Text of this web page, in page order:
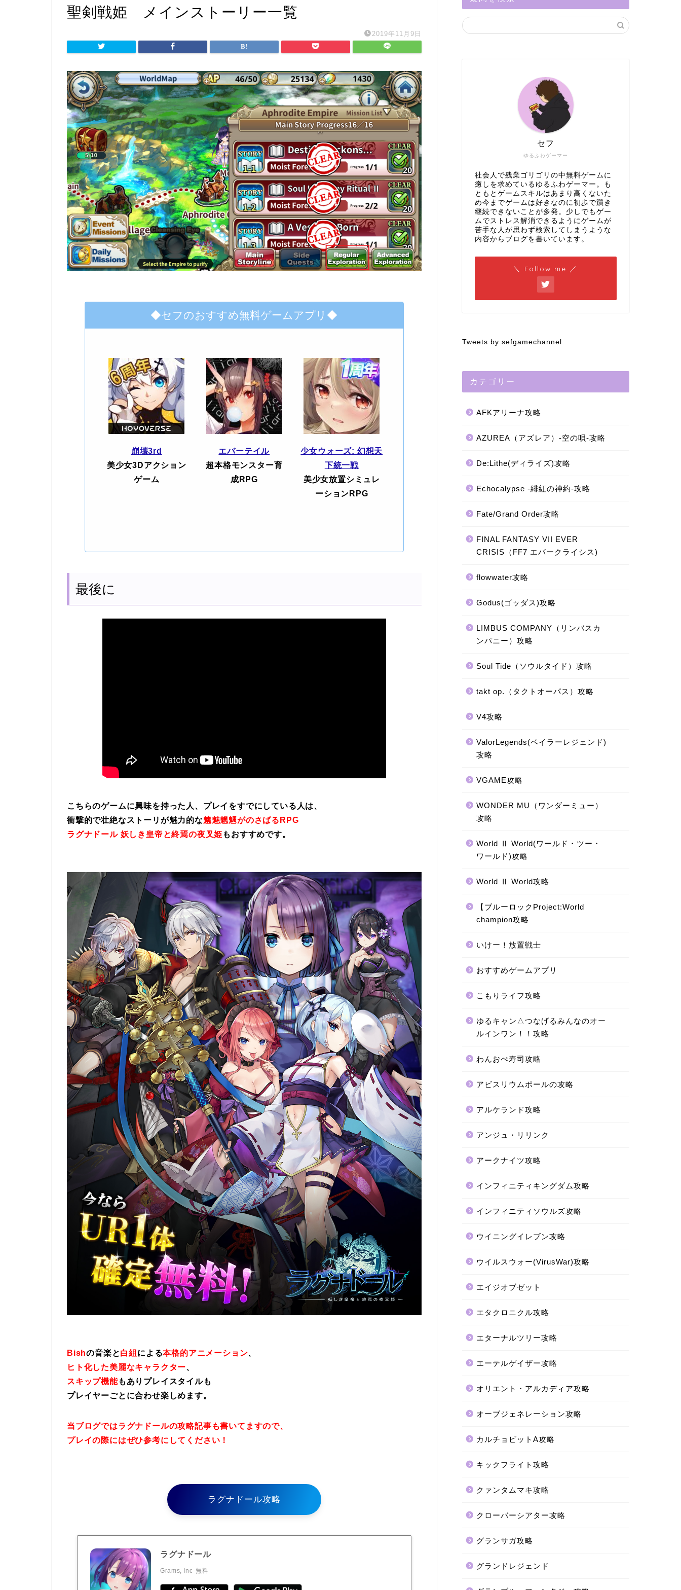
聖剣戦姫 メインストーリー一覧
2019年11月9日
◆セフのおすすめ無料ゲームアプリ◆
崩壊3rd
美少女3Dアクション
ゲーム
エバーテイル
超本格モンスター育
成RPG
少女ウォーズ: 幻想天
下統一戦
美少女放置シミュレ
ーションRPG
最後に
こちらのゲームに興味を持った人、プレイをすでにしている人は、
衝撃的で壮絶なストーリが魅力的な魑魅魍魎がのさばるRPG
ラグナドール 妖しき皇帝と終焉の夜叉姫 もおすすめです。
Bishの音楽と白組 による本格的アニメーション、
ヒト化した美麗なキャラクター、
スキップ機能もありプレイスタイルも
プレイヤーごとに合わせ楽しめます。
当ブログではラグナドールの攻略記事も書いてますので、
プレイの際にはぜひ参考にしてください！
ラグナドール攻略
ラグナドール
Grams, Inc 無料
ゆるふわゲーマー
セフ
社会人で残業ゴリゴリの中無料ゲームに
癒しを求めているゆるふわゲーマー。も
ともとゲームスキルはあまり高くないた
め今までゲームは好きなのに初歩で躓き
継続できないことが多発。少しでもゲー
ムでストレス解消できるようにゲームが
苦手な人が思わず検索してしまうような
内容からブログを書いています。
＼ Follow me ／
Tweets by sefgamechannel
カテゴリー
AFKアリーナ攻略
AZUREA（アズレア）-空の唄-攻略
De:Lithe(ディライズ)攻略
Echocalypse -緋紅の神約-攻略
Fate/Grand Order攻略
FINAL FANTASY VII EVER
CRISIS（FF7 エバークライシス)
flowwater攻略
Godus(ゴッダス)攻略
LIMBUS COMPANY（リンバスカ
ンパニー）攻略
Soul Tide（ソウルタイド）攻略
takt op.（タクトオーパス）攻略
V4攻略
ValorLegends(ベイラーレジェンド)
攻略
VGAME攻略
WONDER MU（ワンダーミュー）
攻略
World Ⅱ World(ワールド・ツー・
ワールド)攻略
World Ⅱ World攻略
【ブルーロックProject:World
champion攻略
いけー！放置戦士
おすすめゲームアプリ
こもりライフ攻略
ゆるキャン△つなげるみんなのオー
ルインワン！！攻略
わんおぺ寿司攻略
アビスリウムポールの攻略
アルケランド攻略
アンジュ・リリンク
アークナイツ攻略
インフィニティキングダム攻略
インフィニティソウルズ攻略
ウイニングイレブン攻略
ウイルスウォー(VirusWar)攻略
エイジオブゼット
エタクロニクル攻略
エターナルツリー攻略
エーテルゲイザー攻略
オリエント・アルカディア攻略
オーブジェネレーション攻略
カルチョビットA攻略
キックフライト攻略
クァンタムマキ攻略
クローバーシアター攻略
グランサガ攻略
グランドレジェンド